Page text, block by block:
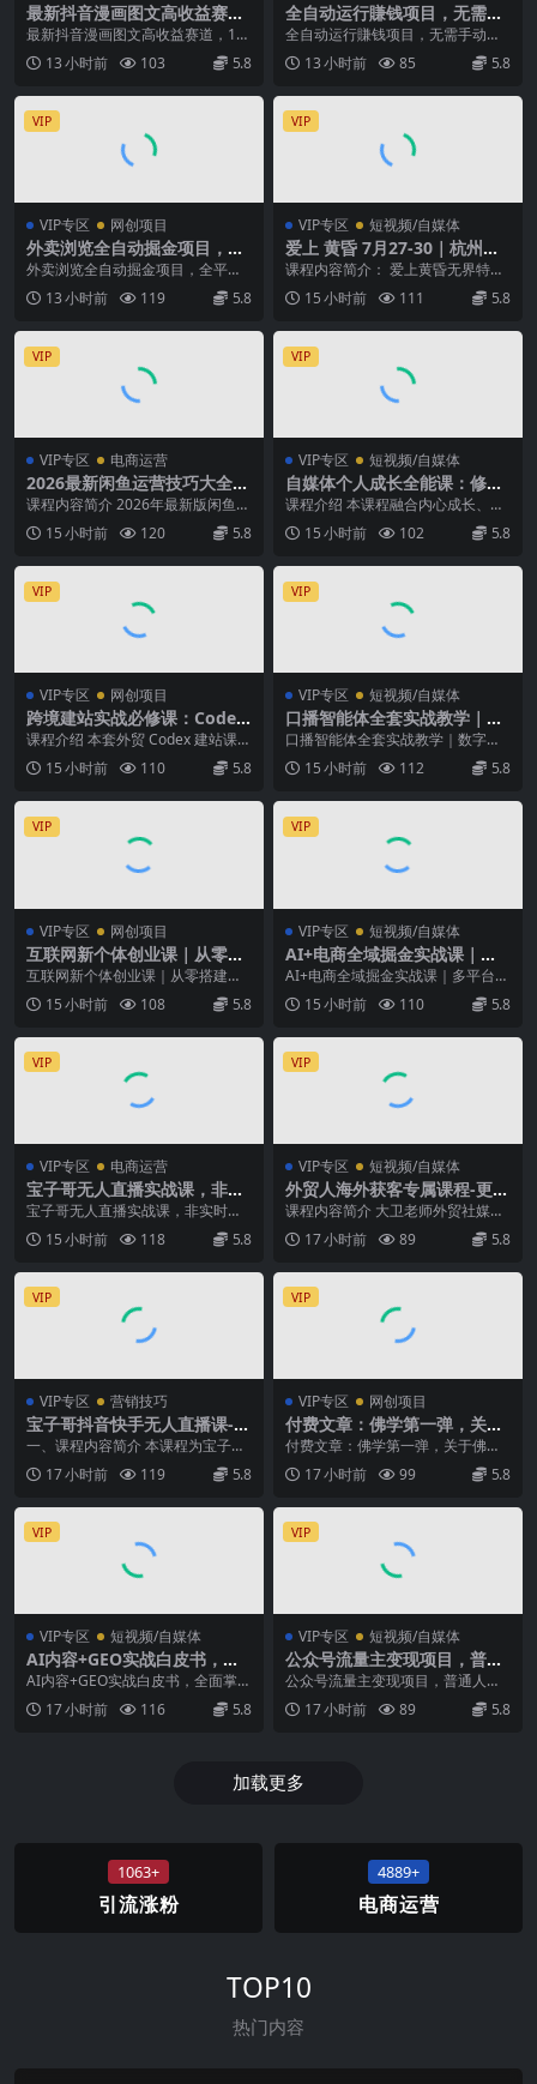
最新抖音漫画图文高收益赛
道，10分钟制作一个作品，稳
拿创作者伙伴计划收益
最新抖音漫画图文高收益赛道，10
分钟制作一个作品，稳拿创作者伙
伴计划收益 整个流...
13 小时前 103 5.8
全自动运行賺钱项目，无需手
动操作，稳定运行长期可做，
新手副业首选【揭秘】
全自动运行賺钱项目，无需手动操
作，稳定运行长期可做，新手副业
首选【揭秘】 项目介...
13 小时前 85 5.8
VIP
VIP专区 网创项目
外卖浏览全自动掘金项目，全
平台覆盖，单窗口一天30+，
可批量矩阵做，轻松日入500+
【揭秘】
外卖浏览全自动掘金项目，全平台
覆盖，单窗口一天30+，可批量矩
阵做，轻松日入50...
13 小时前 119 5.8
VIP
VIP专区 短视频/自媒体
爱上 黄昏 7月27-30｜杭州线
下无界特训营｜淘宝天猫AI推
广｜直通车人群｜全套PPT S
OP思维导图资料包
课程内容简介： 爱上黄昏无界特训
营是7月27‑30日杭州线下AI推广实
战课，价值...
15 小时前 111 5.8
VIP
VIP专区 电商运营
2026最新闲鱼运营技巧大全3.
0；从零基础到月入过万，卖
货准备、链接搭建到选品定价
全拆解
课程内容简介 2026年最新版闲鱼运
营实战教程，是一套系统化、手把
手教学的闲鱼卖...
15 小时前 120 5.8
VIP
VIP专区 短视频/自媒体
自媒体个人成长全能课：修炼
镜头与语言功底，巧用AI做内
容打造个人自媒体IP
课程介绍 本课程融合内心成长、高
阶表达、镜头塑造、AI 实操、自媒
体运营五大板块...
15 小时前 102 5.8
VIP
VIP专区 网创项目
跨境建站实战必修课：Codex
搭建WordPress站点，关键词
外链打造谷歌流量阵地
课程介绍 本套外贸 Codex 建站课程
专为外贸从业者打造，从零基础建
站入门，完...
15 小时前 110 5.8
VIP
VIP专区 短视频/自媒体
口播智能体全套实战教学｜数
字人形象克隆、声音克隆、AI
视频生成、文案改写、软件配
置零基础落地课
口播智能体全套实战教学｜数字人
形象克隆、声音克隆、AI视频生
成、文案改写、软件配...
15 小时前 112 5.8
VIP
VIP专区 网创项目
互联网新个体创业课｜从零搭
建低成本小生意，商业思维
+商业模式+流量实战+个人成
长全闭环教程
互联网新个体创业课｜从零搭建低
成本小生意，商业思维+商业模式
+流量实战+个人成长...
15 小时前 108 5.8
VIP
VIP专区 短视频/自媒体
AI+电商全域掘金实战课｜多
平台无人电商玩法、AI工具落
地、供应链合规、全域变现闭
环全套教程
AI+电商全域掘金实战课｜多平台无
人电商玩法、AI工具落地、供应链
合规、全域变现...
15 小时前 110 5.8
VIP
VIP专区 电商运营
宝子哥无人直播实战课，非实
时防风技术，聚焦抖音快手等
平台直播带货，轻松开启直播
变现之路(更新2026年08月06
宝子哥无人直播实战课，非实时防
风技术，聚焦抖音快手等平台直播
带货，轻松开启直播变...
15 小时前 118 5.8
VIP
VIP专区 短视频/自媒体
外贸人海外获客专属课程-更新
7月，讲解社媒账号运营AI矩
阵玩法，，系统掌握海外客户
开发全流程实战方法
课程内容简介 大卫老师外贸社媒获
客独家训练营持续更新至6月，系统
讲解海外社媒账号...
17 小时前 89 5.8
VIP
VIP专区 营销技巧
宝子哥抖音快手无人直播课-2
026年8月5更新｜从基础搭建
到高阶起号，稳号防封技术，
搭建自动化直播变现体系
一、课程内容简介 本课程为宝子哥
2026年8月5日更新的抖音快手全套
无人直播实战...
17 小时前 119 5.8
VIP
VIP专区 网创项目
付费文章：佛学第一弹，关于
佛学，你只需要记住四个字
付费文章：佛学第一弹，关于佛
学，你只需要记住四个字 文章介绍
很多人讲佛学，都喜...
17 小时前 99 5.8
VIP
VIP专区 短视频/自媒体
AI内容+GEO实战白皮书，全
面掌握AI量产SOP与GEO分发
机制【文档】
AI内容+GEO实战白皮书，全面掌握
AI量产SOP与GEO分发机制【文
档】 课程...
17 小时前 116 5.8
VIP
VIP专区 短视频/自媒体
公众号流量主变现项目，普通
人也能通过这个项目日入四位
数(更新26年8月)
公众号流量主变现项目，普通人也
能通过这个项目日入四位数（更新2
6年8月） 项目介...
17 小时前 89 5.8
加载更多
1063+
引流涨粉
4889+
电商运营
TOP10
热门内容